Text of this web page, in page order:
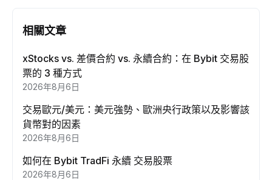
相關文章
xStocks vs. 差價合約 vs. 永續合約：在 Bybit 交易股
票的 3 種方式
2026年8月6日
交易歐元/美元：美元強勢、歐洲央行政策以及影響該
貨幣對的因素
2026年8月6日
如何在 Bybit TradFi 永續 交易股票
2026年8月6日